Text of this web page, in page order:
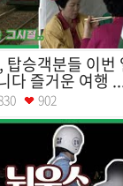
승객분들 이번
다 즐거운 여행
902